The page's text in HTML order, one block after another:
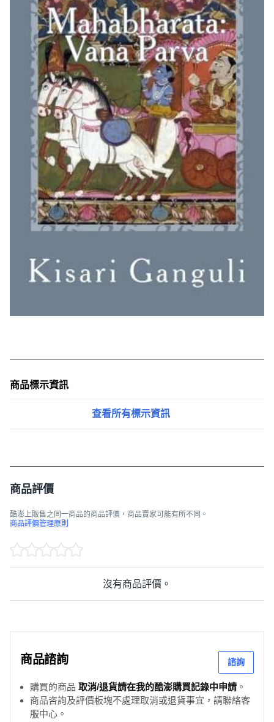
商品標示資訊
查看所有標示資訊
商品評價
酷澎上販售之同一商品的商品評價，商品賣家可能有所不同。
商品評價管理原則
沒有商品評價。
商品諮詢 諮詢
購買的商品 取消/退貨請在我的酷澎購買記錄中申請 。
商品咨詢及評價板塊不處理取消或退貨事宜，請聯絡客
服中心。